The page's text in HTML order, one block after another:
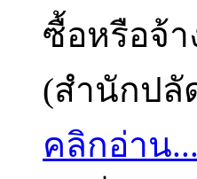
ซื้อหรือจ้า
(สำนักปลั
คลิกอ่าน...